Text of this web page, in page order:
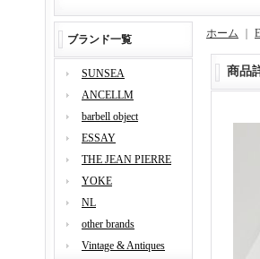
ブランド一覧
SUNSEA
ANCELLM
barbell object
ESSAY
THE JEAN PIERRE
YOKE
NL
other brands
Vintage & Antiques
ホーム
商品